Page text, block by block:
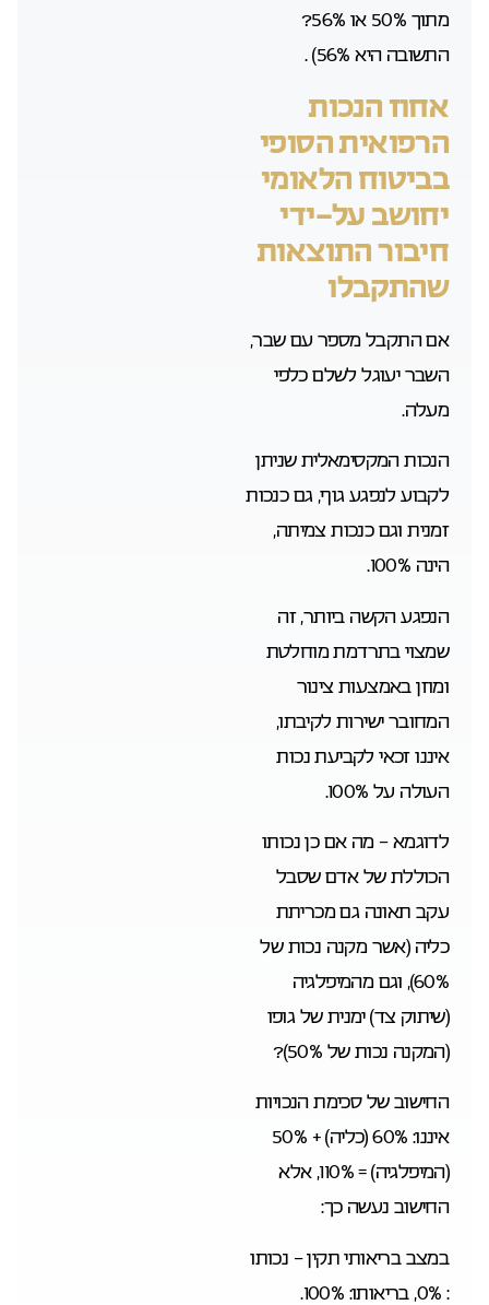
מתוך 50% או 56%?
התשובה היא 56%) .
אחוז הנכות
הרפואית הסופי
בביטוח הלאומי
יחושב על-ידי
חיבור התוצאות
שהתקבלו
אם התקבל מספר עם שבר,
השבר יעוגל לשלם כלפי
מעלה.
הנכות המקסימאלית שניתן
לקבוע לנפגע גוף, גם כנכות
זמנית וגם כנכות צמיתה,
הינה 100%.
הנפגע הקשה ביותר, זה
שמצוי בתרדמת מוחלטת
ומוזן באמצעות צינור
המחובר ישירות לקיבתו,
איננו זכאי לקביעת נכות
העולה על 100%.
לדוגמא – מה אם כן נכותו
הכוללת של אדם שסבל
עקב תאונה גם מכריתת
כליה (אשר מקנה נכות של
60%), וגם מהמיפלגיה
(שיתוק צד) ימנית של גופו
(המקנה נכות של 50%)?
החישוב של סכימת הנכויות
איננו: 60% (כליה) + 50%
(המיפלגיה) = 110%, אלא
החישוב נעשה כך:
במצב בריאותי תקין – נכותו
: 0%, בריאותו: 100%.